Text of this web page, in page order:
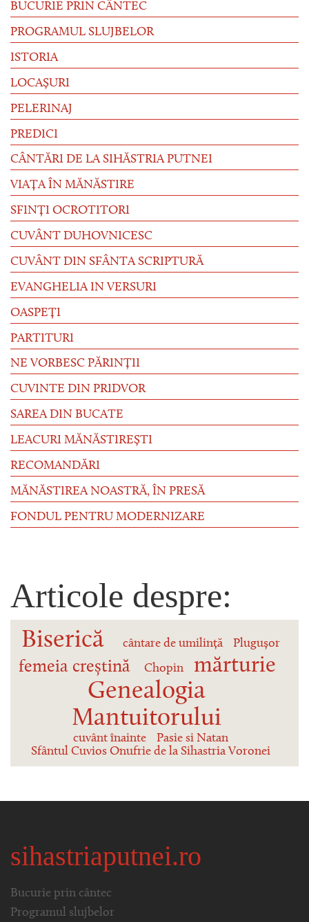
BUCURIE PRIN CÂNTEC
PROGRAMUL SLUJBELOR
ISTORIA
LOCAȘURI
PELERINAJ
PREDICI
CÂNTĂRI DE LA SIHĂSTRIA PUTNEI
VIAȚA ÎN MĂNĂSTIRE
SFINȚI OCROTITORI
CUVÂNT DUHOVNICESC
CUVÂNT DIN SFÂNTA SCRIPTURĂ
EVANGHELIA IN VERSURI
OASPEȚI
PARTITURI
NE VORBESC PĂRINȚII
CUVINTE DIN PRIDVOR
SAREA DIN BUCATE
LEACURI MĂNĂSTIREȘTI
RECOMANDĂRI
MĂNĂSTIREA NOASTRĂ, ÎN PRESĂ
FONDUL PENTRU MODERNIZARE
Articole despre:
Biserică cântare de umilință Plugușor
femeia creștină Chopin mărturie
Genealogia
Mantuitorului
cuvânt înainte
Pasie si Natan
Sfântul Cuvios Onufrie de la Sihastria Voronei
sihastriaputnei.ro
Bucurie prin cântec
Programul slujbelor